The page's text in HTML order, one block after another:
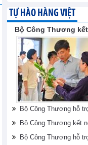
TỰ HÀO HÀNG VIỆT
Bộ Công Thương
Bộ Công Thương hỗ
Bộ Công Thương kết
Bộ Công Thương hỗ